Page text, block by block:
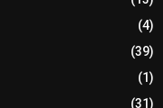
(4)
(39)
(1)
(31)